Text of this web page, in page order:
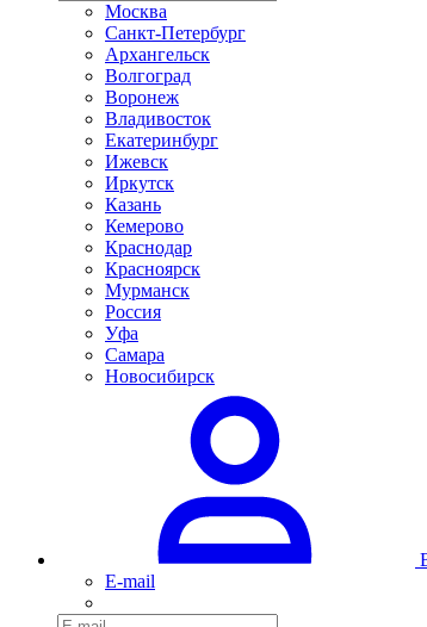
Москва
Санкт-Петербург
Архангельск
Волгоград
Воронеж
Владивосток
Екатеринбург
Ижевск
Иркутск
Казань
Кемерово
Краснодар
Красноярск
Мурманск
Россия
Уфа
Самара
Новосибирск
E-mail